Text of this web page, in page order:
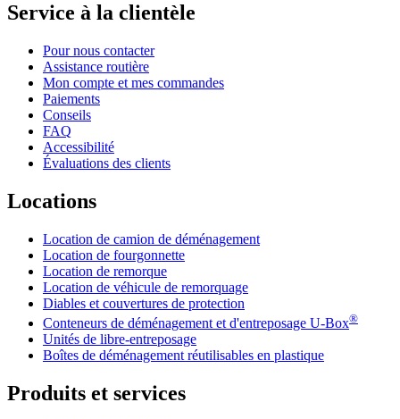
Service à la clientèle
Pour nous contacter
Assistance routière
Mon compte et mes commandes
Paiements
Conseils
FAQ
Accessibilité
Évaluations des clients
Locations
Location de camion de déménagement
Location de fourgonnette
Location de remorque
Location de véhicule de remorquage
Diables et couvertures de protection
Conteneurs de déménagement et d'entreposage U-Box®
Unités de libre-entreposage
Boîtes de déménagement réutilisables en plastique
Produits et services